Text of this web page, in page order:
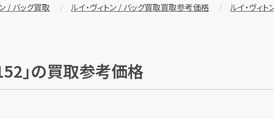
/ バッグ買取 ルイ・ヴィトン / バッグ買取買取参考価格 ルイ・ヴィ
」の買取参考価格